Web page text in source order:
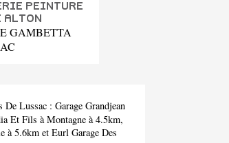
PEINTURE
ALTON
GAMBETTA
De Lussac : Garage Grandjean
Et Fils à Montagne à 4.5km,
à 5.6km et Eurl Garage Des